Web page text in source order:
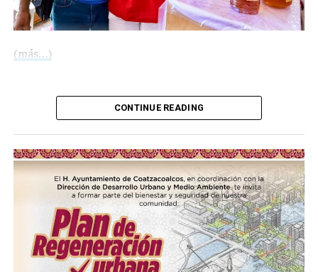
DON'T MISS
Activos Plan Tajín y Plan Marina ante lluvias en
Veracruz-Boca del Río
(más…)
Me gusta esto:
CONTINUE READING